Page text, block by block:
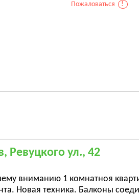
Пожаловаться
!
Ревуцкого ул., 42
вниманию 1 комнатноя
Новая техника. Балконы